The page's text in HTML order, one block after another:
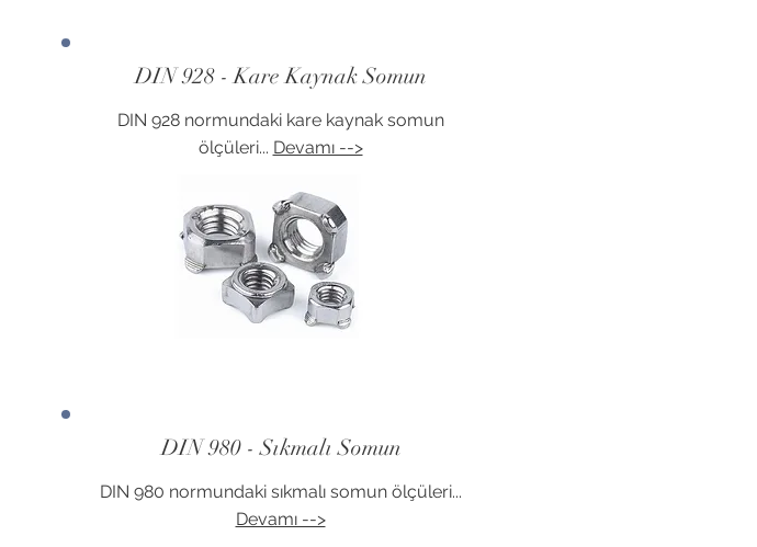
DIN 928 - Kare Kaynak Somun
DIN 928 normundaki kare kaynak somun
ölçüleri... Devamı -->
DIN 980 - Sıkmalı Somun
DIN 980 normundaki sıkmalı somun ölçüleri...
Devamı -->